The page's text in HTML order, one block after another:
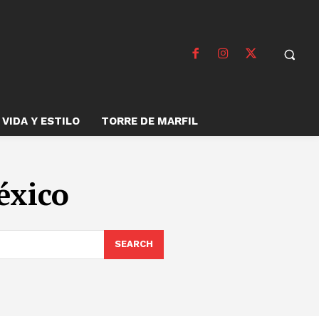
VIDA Y ESTILO TORRE DE MARFIL
SEARCH